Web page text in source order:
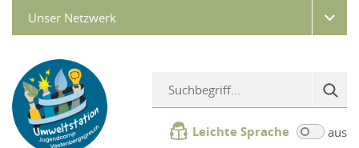
Unser Netzwerk
Leichte Sprache aus